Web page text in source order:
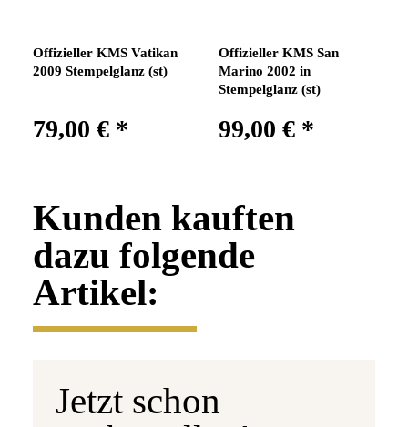
Offizieller KMS Vatikan
2009 Stempelglanz (st)
79,00 € *
Offizieller KMS San
Marino 2002 in
Stempelglanz (st)
99,00 € *
Kunden kauften
dazu folgende
Artikel:
Jetzt schon